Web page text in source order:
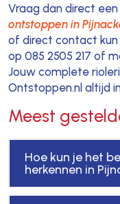
Vraag dan direct een
ontstoppen in
of direct contact
op 085 2505 217 of
Jouw complete
Ontstoppen.nl altijd
Meest
Hoe kun je het
herkennen in